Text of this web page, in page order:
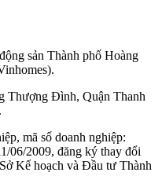
sản Thành phố Hoàng
Thượng Đình, Quận Thanh
mã số doanh nghiệp:
06/2009, đăng ký thay đổi
Kế hoạch và Đầu tư Thành